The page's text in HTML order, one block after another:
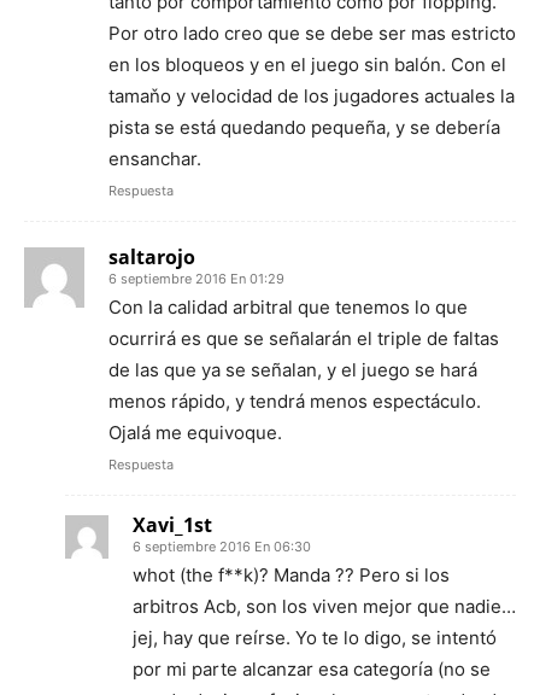
Por otro lado creo que se debe ser mas estricto
en los bloqueos y en el juego sin balón. Con el
tamaňo y velocidad de los jugadores actuales la
pista se está quedando pequeña, y se debería
ensanchar.
Respuesta
saltarojo
6 septiembre 2016 En 01:29
Con la calidad arbitral que tenemos lo que
ocurrirá es que se señalarán el triple de faltas
de las que ya se señalan, y el juego se hará
menos rápido, y tendrá menos espectáculo.
Ojalá me equivoque.
Respuesta
Xavi_1st
6 septiembre 2016 En 06:30
whot (the f**k)? Manda ?? Pero si los
arbitros Acb, son los viven mejor que nadie…
jej, hay que reírse. Yo te lo digo, se intentó
por mi parte alcanzar esa categoría (no se